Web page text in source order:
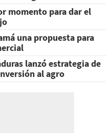
momento para dar el
una propuesta para
lanzó estrategia de
al agro